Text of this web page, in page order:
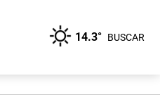
14.3° BUSCAR